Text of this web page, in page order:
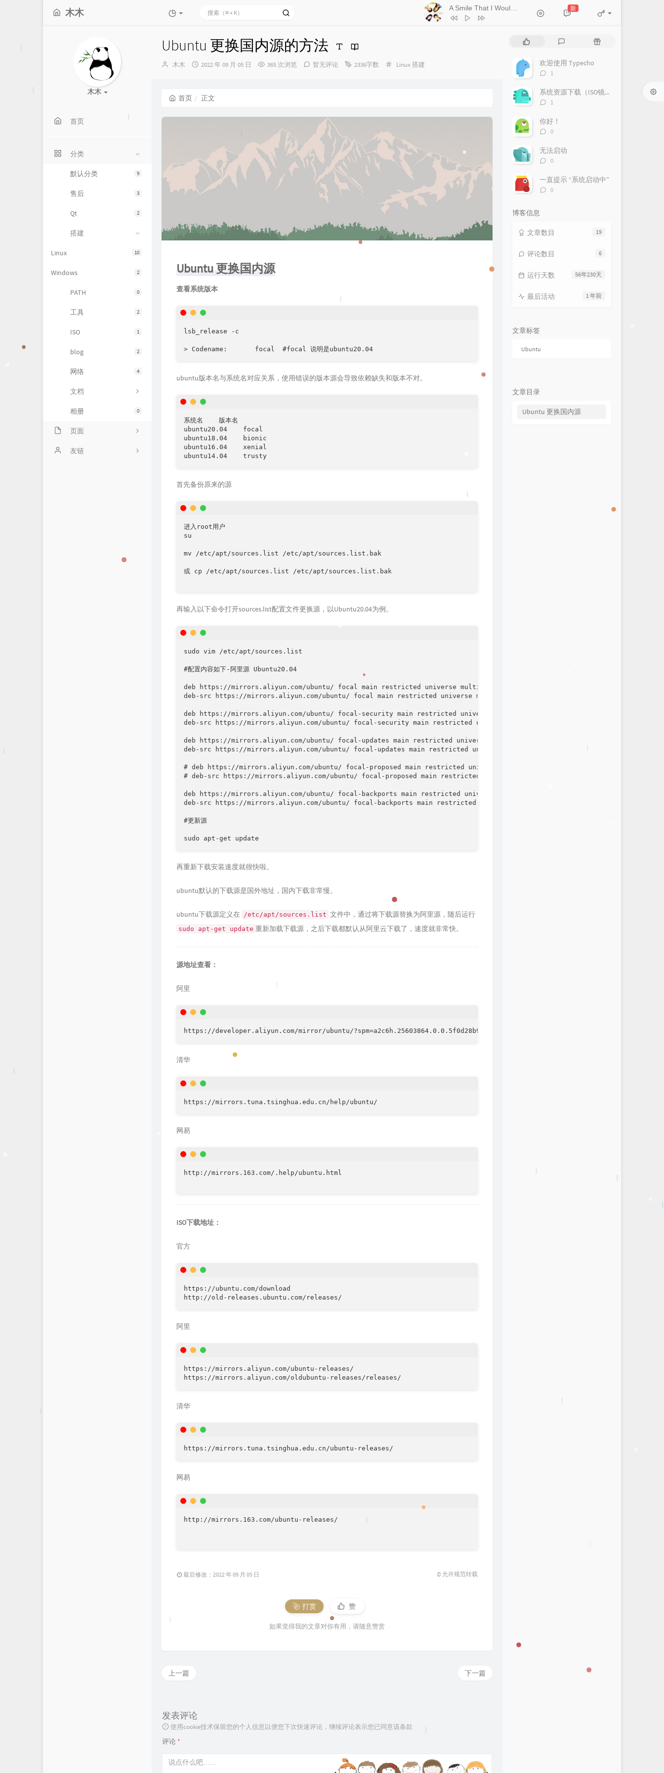
木木
- Kitti Kuremanee
1
Ticket (Day Trip)
Kitti Kuremanee
Kitti Kuremanee
刘昊霖
厘小白
叶蒨文
新
木木
首页
分类
9
默认分类
3
售后
2
Qt
搭建
10
Linux
2
Windows
0
PATH
2
工具
1
ISO
2
blog
4
网络
文档
0
相册
页面
关于友链
Ubuntu 更换国内源的方法
博
木木
发
2022 年 09 月 05 日 365 次浏览 暂无评论 2336字数
分
Linux搭建
首页 正文
Ubuntu 更换国内源
查看系统版本
lsb_release -c
ubuntu版本名与系统名对应关系，使用错误的版本源会导致依赖缺失和版本不对。
系统名    版本名
ubuntu20.04    focal
ubuntu18.04    bionic
ubuntu16.04    xenial
首先备份原来的源
进入root用户
su
mv /etc/apt/sources.list /etc/apt/sources.list.bak
或 cp /etc/apt/sources.list /etc/apt/sources.list.bak
再输入以下命令打开sources.list配置文件更换源，以Ubuntu20.04为例。
sudo vim /etc/apt/sources.list
#配置内容如下-阿里源 Ubuntu20.04
deb https://mirrors.aliyun.com/ubuntu/ focal main restricted universe multiverse
deb-src https://mirrors.aliyun.com/ubuntu/ focal main restricted universe multiverse
deb https://mirrors.aliyun.com/ubuntu/ focal-security main restricted universe multiverse
deb-src https://mirrors.aliyun.com/ubuntu/ focal-security main restricted universe multiverse
deb https://mirrors.aliyun.com/ubuntu/ focal-updates main restricted universe multiverse
deb-src https://mirrors.aliyun.com/ubuntu/ focal-updates main restricted universe multiverse
# deb https://mirrors.aliyun.com/ubuntu/ focal-proposed main restricted universe multiverse
# deb-src https://mirrors.aliyun.com/ubuntu/ focal-proposed main restricted universe multiverse
deb https://mirrors.aliyun.com/ubuntu/ focal-backports main restricted universe multiverse
deb-src https://mirrors.aliyun.com/ubuntu/ focal-backports main restricted universe multiverse
#更新源
再重新下载安装速度就很快啦。
ubuntu默认的下载源是国外地址，国内下载非常慢。
ubuntu下载源定义在 /etc/apt/sources.list 文件中，通过将下载源替换为阿里源，随后运行
sudo apt-get update 重新加载下载源，之后下载都默认从阿里云下载了，速度就非常快。
源地址查看：
阿里
清华
网易
http://mirrors.163.com/.help/ubuntu.html
ISO下载地址：
官方
https://ubuntu.com/download
阿里
https://mirrors.aliyun.com/ubuntu-releases/
清华
网易
http://mirrors.163.com/ubuntu-releases/
最后修改：2022 年 09 月 05 日 © 允许规范转载
打赏 赞
如果觉得我的文章对你有用，请随意赞赏
下一篇
上一篇
发表评论
使用cookie技术保留您的个人信息以便您下次快速评论，继续评论表示您已同意该条款
评论 *
评
随
欢迎使用 Typecho
评
数：
1
系统资源下载（ISO镜像、更新源）
评
数：
1
你好！
评
数：
0
无法启动
评
数：
0
一直提示 “系统启动中”
评
0
博客信息
19
文章数目
6
评论数目
56年230天
运行天数
1 年前
最后活动
文章标签
Ubuntu
文章目录
Ubuntu 更换国内源